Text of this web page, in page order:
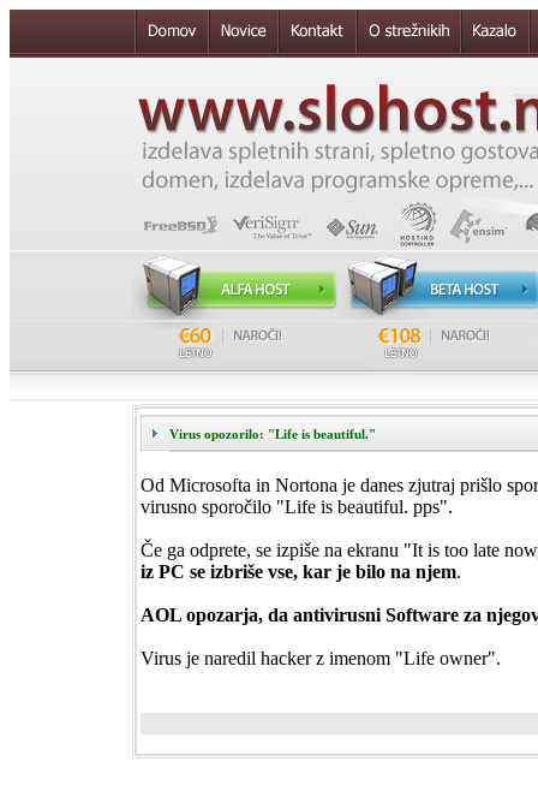
Virus opozorilo: "Life is beautiful."
Od Microsofta in Nortona je danes zjutraj prišlo
virusno sporočilo "Life is beautiful. pps".
Če ga odprete, se izpiše na ekranu "It is too late
iz PC se izbriše vse, kar je bilo na njem.
AOL opozarja, da antivirusni Software za
Virus je naredil hacker z imenom "Life owner".